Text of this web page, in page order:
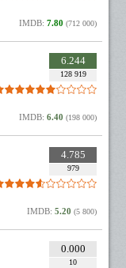
IMDB: 7.80 (712 000)
6.244
128 919
IMDB: 6.40 (198 000)
4.785
979
IMDB: 5.20 (5 800)
0.000
10